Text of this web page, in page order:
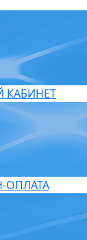
КАБИНЕТ
ОПЛАТА